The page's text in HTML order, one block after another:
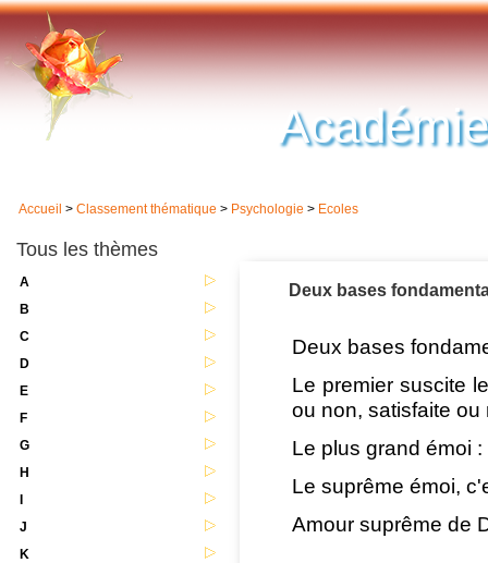
Accueil > Classement thématique > Psychologie > Ecoles
Tous les thèmes
A
B
C
D
E
F
G
H
J
K
Deux bases
Deux bases
Le premier suscite
ou non, satisfaite ou
Le plus grand émoi
Le suprême émoi,
Amour suprême de